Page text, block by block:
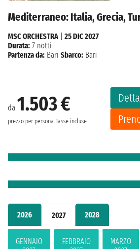
2026 2027 2028
GENNAIO
FEBBRAIO
MARZO
Mediterraneo: Italia, Grecia,
da 1.503 €
prezzo per persona Tasse incluse
MSC ORCHESTRA| 25 DIC 2027
Durata: 7 notti
Partenza da: Bari Sbarco: Bari